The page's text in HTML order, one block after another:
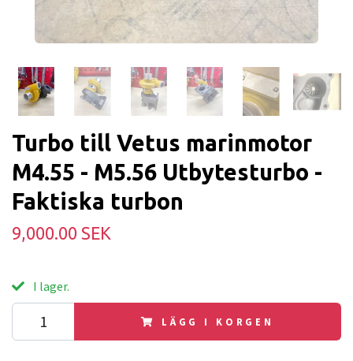
Turbo till Vetus marinmotor
M4.55 - M5.56 Utbytesturbo -
Faktiska turbon
9,000.00 SEK
I lager.
LÄGG I KORGEN